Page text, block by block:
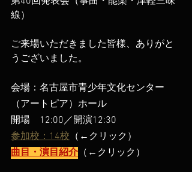
線）
ご来場いただきました皆様、ありがと
うございました。
会場：名古屋市青少年文化センター
（アートピア）ホール
開場　12:00／開演12:30
参加校：14校 （←クリック）
曲目・演目紹介 （←クリック）